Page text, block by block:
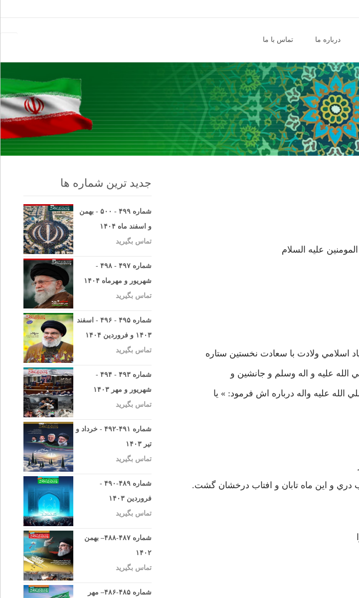
درباره ما تماس با ما
عليه السلام
اسلامي ولادت با سعادت نخستين ستاره
الله عليه و اله وسلم و جانشين و
الله عليه واله درباره اش فرمود: » يا
و اين ماه تابان و افتاب درخشان گشت.
جدید ترین شماره ها
شماره ۴۹۹ - ۵۰۰ - بهمن
و اسفند ماه ۱۴۰۴
تماس بگیرید
شماره ۴۹۷ - ۴۹۸ -
شهریور و مهرماه ۱۴۰۴
تماس بگیرید
شماره ۴۹۵ - ۴۹۶ - اسفند
۱۴۰۳ و فروردین ۱۴۰۴
تماس بگیرید
شماره ۴۹۳ - ۴۹۴ -
شهریور و مهر ۱۴۰۳
تماس بگیرید
شماره ۴۹۱-۴۹۲ - خرداد و
تیر ۱۴۰۳
تماس بگیرید
شماره ۴۸۹-۴۹۰ -
فروردین ۱۴۰۳
تماس بگیرید
شماره ۴۸۷-۴۸۸– بهمن
۱۴۰۲
تماس بگیرید
شماره ۴۸۵-۴۸۶– مهر